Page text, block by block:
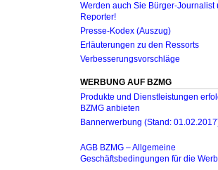
Werden auch Sie Bürger-Journalist
Reporter!
Presse-Kodex (Auszug)
Erläuterungen zu den Ressorts
Verbesserungsvorschläge
WERBUNG AUF BZMG
Produkte und Dienstleistungen
BZMG anbieten
Bannerwerbung (Stand:
AGB BZMG – Allgemeine
Geschäftsbedingungen für die